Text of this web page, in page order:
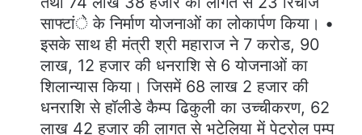
साफ्टांे के निर्माण योजनाओं का लोकार्पण किया। •
इसके साथ ही मंत्री श्री महाराज ने 7 करोड, 90
लाख, 12 हजार की धनराशि से 6 योजनाओं का
शिलान्यास किया। जिसमें 68 लाख 2 हजार की
धनराशि से हॉलीडे कैम्प ढिकुली का उच्चीकरण, 62
लाख 42 हजार की लागत से भटेलिया में पेट्रोल पम्प